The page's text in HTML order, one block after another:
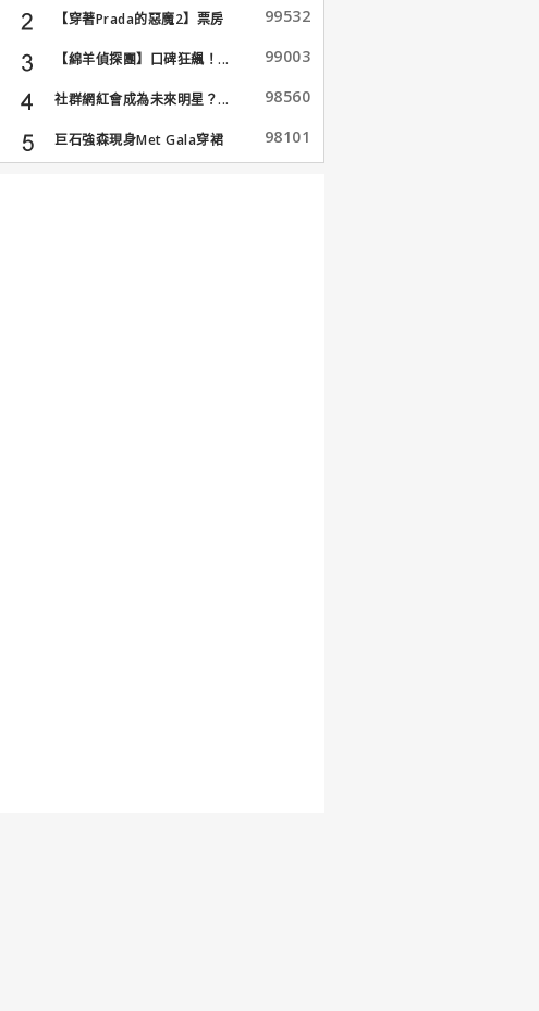
【穿著Prada的惡魔2】票房
99532
【綿羊偵探團】口碑狂飆！... 99003
社群網紅會成為未來明星？... 98560
巨石強森現身Met Gala穿裙
子...
98101